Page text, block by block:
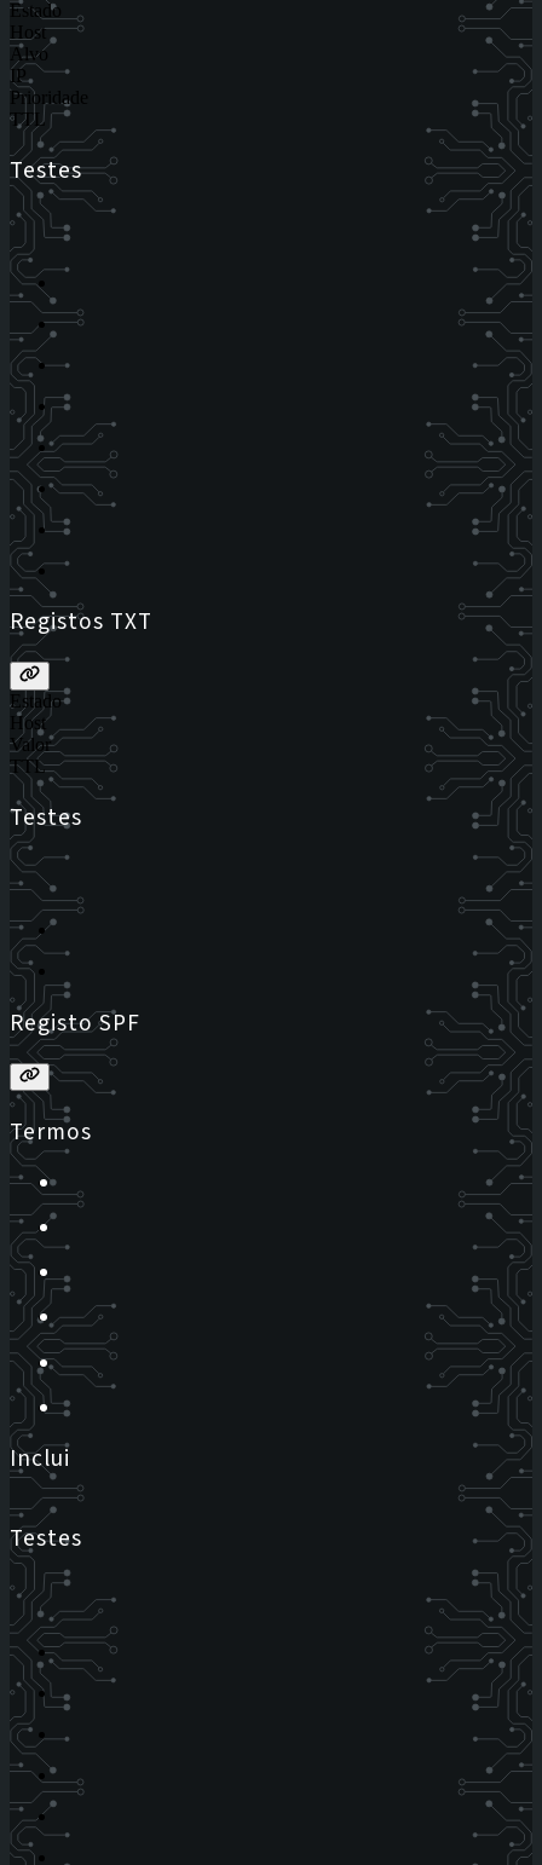
Estado
Host
Alvo
IP
Prioridade
TTL
Testes
Registos TXT
Estado
Host
Valor
TTL
Testes
Registo SPF
Termos
Inclui
Testes